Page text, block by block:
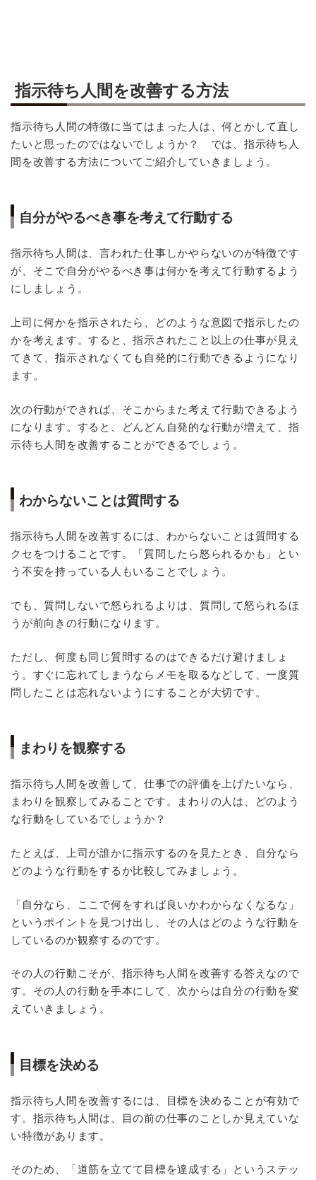
指示待ち人間を改善する方法
指示待ち人間の特徴に当てはまった人は、何とかして直し
たいと思ったのではないでしょうか？ では、指示待ち人
間を改善する方法についてご紹介していきましょう。
自分がやるべき事を考えて行動する
指示待ち人間は、言われた仕事しかやらないのが特徴です
が、そこで自分がやるべき事は何かを考えて行動するよう
にしましょう。
上司に何かを指示されたら、どのような意図で指示したの
かを考えます。すると、指示されたこと以上の仕事が見え
てきて、指示されなくても自発的に行動できるようになり
ます。
次の行動ができれば、そこからまた考えて行動できるよう
になります。すると、どんどん自発的な行動が増えて、指
示待ち人間を改善することができるでしょう。
わからないことは質問する
指示待ち人間を改善するには、わからないことは質問する
クセをつけることです。「質問したら怒られるかも」とい
う不安を持っている人もいることでしょう。
でも、質問しないで怒られるよりは、質問して怒られるほ
うが前向きの行動になります。
ただし、何度も同じ質問するのはできるだけ避けましょ
う。すぐに忘れてしまうならメモを取るなどして、一度質
問したことは忘れないようにすることが大切です。
まわりを観察する
指示待ち人間を改善して、仕事での評価を上げたいなら、
まわりを観察してみることです。まわりの人は、どのよう
な行動をしているでしょうか？
たとえば、上司が誰かに指示するのを見たとき、自分なら
どのような行動をするか比較してみましょう。
「自分なら、ここで何をすれば良いかわからなくなるな」
というポイントを見つけ出し、その人はどのような行動を
しているのか観察するのです。
その人の行動こそが、指示待ち人間を改善する答えなので
す。その人の行動を手本にして、次からは自分の行動を変
えていきましょう。
目標を決める
指示待ち人間を改善するには、目標を決めることが有効で
す。指示待ち人間は、目の前の仕事のことしか見えていな
い特徴があります。
そのため、「道筋を立てて目標を達成する」というステッ